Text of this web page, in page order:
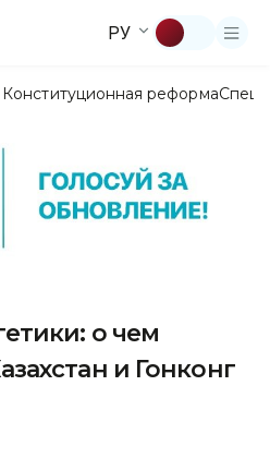
РУ
Конституционная реформа
о чем
и Гонконг